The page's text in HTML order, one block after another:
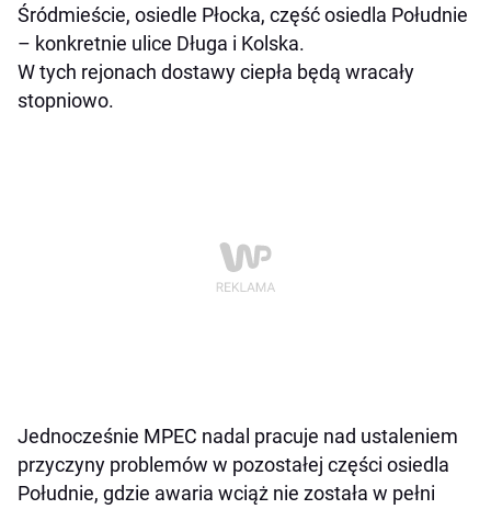
Śródmieście, osiedle Płocka, część osiedla Południe
– konkretnie ulice Długa i Kolska.
W tych rejonach dostawy ciepła będą wracały
stopniowo.
Jednocześnie MPEC nadal pracuje nad ustaleniem
przyczyny problemów w pozostałej części osiedla
Południe, gdzie awaria wciąż nie została w pełni